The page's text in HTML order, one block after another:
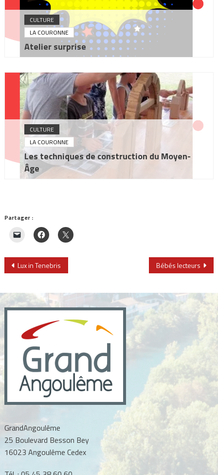
CULTURE
LA COURONNE
Atelier surprise
CULTURE
LA COURONNE
Les techniques de construction du Moyen-
Âge
Partager :
Navigation
l’article
Lux in Tenebris Bébés lecteurs
GrandAngoulême
25 Boulevard Besson Bey
16023 Angoulême Cedex